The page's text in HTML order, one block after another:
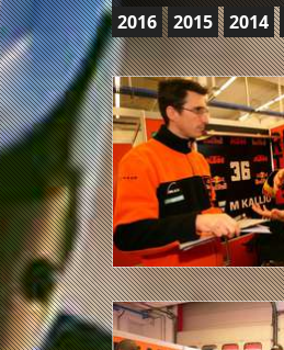
2016 2015 2014